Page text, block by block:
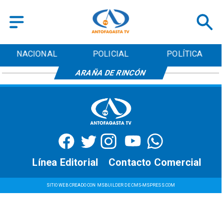
NACIONAL POLICIAL POLÍTICA
ARAÑA DE RINCÓN
SITIO WEB CREADO CON MSBUILDER DE CMS-MSPRESS.COM
Contacto Comercial
Línea Editorial